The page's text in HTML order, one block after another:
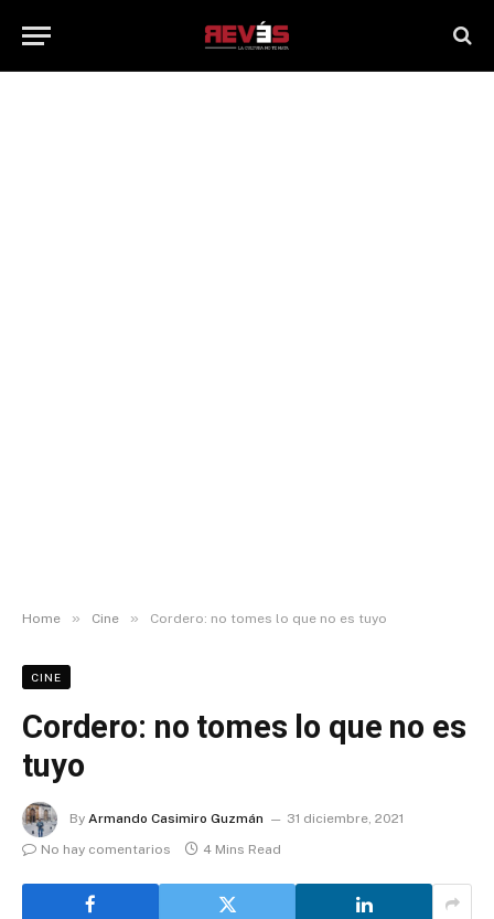
Home » Cine » Cordero: no tomes lo que no es tuyo
CINE
Cordero: no tomes lo que no es
tuyo
By Armando Casimiro Guzmán
31 diciembre, 2021
No hay comentarios
4 Mins Read